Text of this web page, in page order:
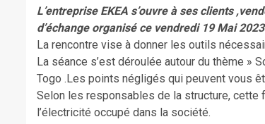
L’entreprise EKEA s’ouvre à ses clients
d’échange organisé ce vendredi 19 Mai
La rencontre vise à donner les outils
La séance s’est déroulée autour du thème
Togo .Les points négligés qui peuvent vous
Selon les responsables de la structure, cette
l’électricité occupé dans la société.